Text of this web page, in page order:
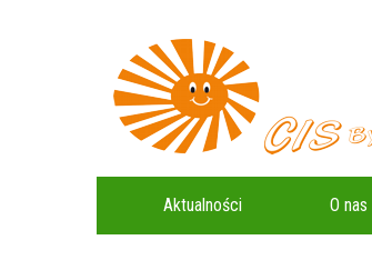
Aktualności O nas